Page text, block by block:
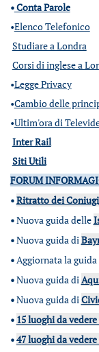
•Conta Parole
•Elenco Telefonico
Studiare a Londra
Corsi di inglese a
•Legge Privacy
•Cambio delle
•Ultim'ora di
Inter Rail
Siti Utili
FORUM
•Ritratto dei
•Nuova guida delle
•Nuova guida di
•Aggiornata la
•Nuova guida di
•Nuova guida di
• 15 luoghi da
•47 luoghi da